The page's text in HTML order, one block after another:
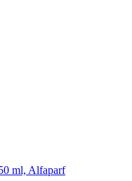
ml, Alfaparf